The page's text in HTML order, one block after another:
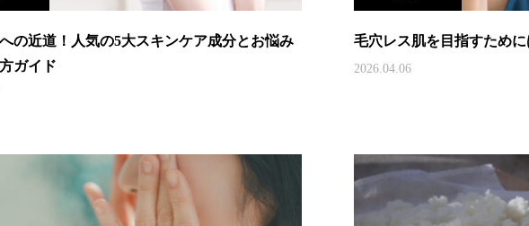
の近道！人気の5大スキンケア成分とお悩み
ガイド
毛穴レス肌を目指すために
2026.04.06